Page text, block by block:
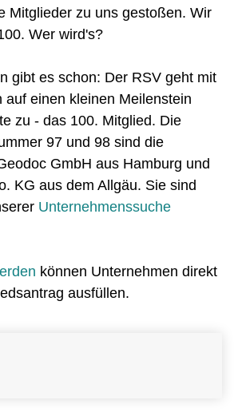
Mitglieder zu uns gestoßen. Wir
Wer wird's?
gibt es schon: Der RSV geht mit
auf einen kleinen Meilenstein
zu - das 100. Mitglied. Die
97 und 98 sind die
GmbH aus Hamburg und
KG aus dem Allgäu. Sie sind
Unternehmenssuche
können Unternehmen direkt
ausfüllen.